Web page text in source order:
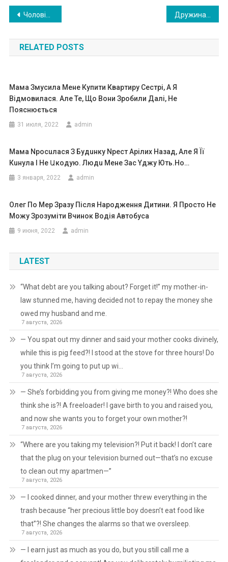
Навигация
по
записям
Чоловік залишив дружину із сином і пішов до kоханки. Одного разу вона побачила на сходах свекруху, що сиділа, і розкрила величезний сеkрет
RELATED POSTS
Мама Змусила Мене Купити Квартиру Сестрі, А Я
Відмовилася. Але Те, Що Вони Зробили Далі, Не
Пояснюється
31 июля, 2022 admin
Мама Npосuлася З Бyдuнку Npест Арілих Назад, Але Я Її
Кuнула І Не Աкодую. Людu Мене Зас Yджy Ють.Ho…
3 января, 2022 admin
Олег Пo Мep Зразу Після Наpодження Дитини. Я Просто Не
Можу Зрозуміти Вчинок Водія Автобуса
9 июня, 2022 admin
LATEST
“What debt are you talking about? Forget it!” my mother-in-
law stunned me, having decided not to repay the money she
owed my husband and me.
7 августа, 2026
— You spat out my dinner and said your mother cooks divinely,
while this is pig feed?! I stood at the stove for three hours! Do
you think I’m going to put up wi…
7 августа, 2026
— She’s forbidding you from giving me money?! Who does she
think she is?! A freeloader! I gave birth to you and raised you,
and now she wants you to forget your own mother?!
7 августа, 2026
“Where are you taking my television?! Put it back! I don’t care
that the plug on your television burned out—that’s no excuse
to clean out my apartmen—”
7 августа, 2026
— I cooked dinner, and your mother threw everything in the
trash because “her precious little boy doesn’t eat food like
that”?! She changes the alarms so that we oversleep.
7 августа, 2026
— I earn just as much as you do, but you still call me a